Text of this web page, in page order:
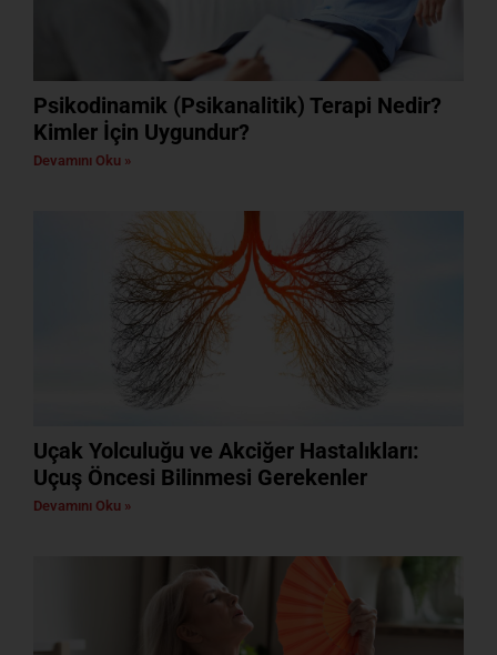
Psikodinamik (Psikanalitik) Terapi Nedir?
Kimler İçin Uygundur?
Devamını Oku »
Uçak Yolculuğu ve Akciğer Hastalıkları:
Uçuş Öncesi Bilinmesi Gerekenler
Devamını Oku »